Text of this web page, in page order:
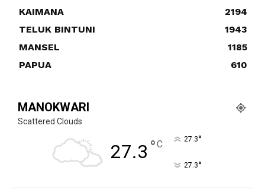
KAIMANA
2194
TELUK BINTUNI
1943
MANSEL
1185
PAPUA
610
MANOKWARI
Scattered Clouds
27.3 °C 27.3°
27.3°